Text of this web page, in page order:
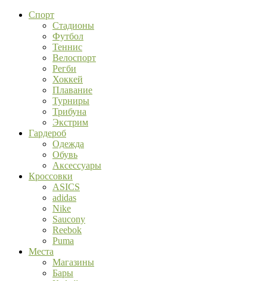
Спорт
Стадионы
Футбол
Теннис
Велоспорт
Регби
Хоккей
Плавание
Турниры
Трибуна
Экстрим
Гардероб
Одежда
Обувь
Аксессуары
Кроссовки
ASICS
adidas
Nike
Saucony
Reebok
Puma
Места
Магазины
Бары